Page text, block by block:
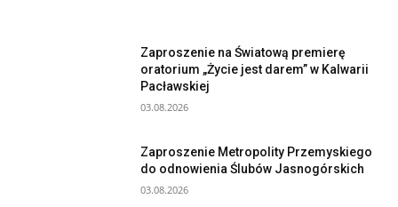
Zaproszenie na Światową premierę
oratorium „Życie jest darem” w Kalwarii
Pacławskiej
03.08.2026
Zaproszenie Metropolity Przemyskiego
do odnowienia Ślubów Jasnogórskich
03.08.2026